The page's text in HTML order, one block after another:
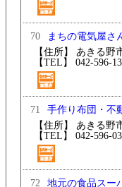
70 まちの電気屋
【住所】 あきる野
【TEL】 042-596-
71 手作り布団・不
【住所】 あきる野
【TEL】 042-596-
72 地元の食品スー